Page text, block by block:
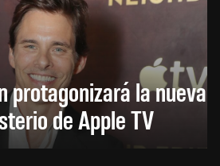
protagonizará la nueva
de Apple TV